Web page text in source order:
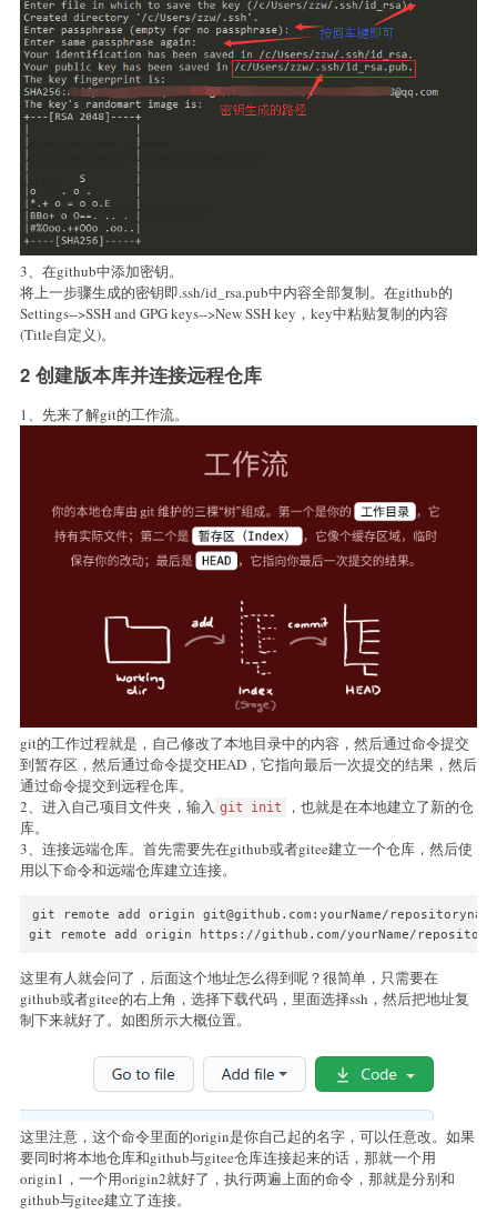
3、在github中添加密钥。
将上一步骤生成的密钥即.ssh/id_rsa.pub中内容全部复制。在github的
Settings-->SSH and GPG keys-->New SSH key，key中粘贴复制的内容
(Title自定义)。
2 创建版本库并连接远程仓库
1、先来了解git的工作流。
git的工作过程就是，自己修改了本地目录中的内容，然后通过命令提交
到暂存区，然后通过命令提交HEAD，它指向最后一次提交的结果，然后
通过命令提交到远程仓库。
2、进入自己项目文件夹，输入 git init
，也就是在本地建立了新的仓
库。
3、连接远端仓库。首先需要先在github或者gitee建立一个仓库，然后使
用以下命令和远端仓库建立连接。
git remote add origin git@github.com:yourName/repositoryname.git
git remote add origin https://github.com/yourName/
这里有人就会问了，后面这个地址怎么得到呢？很简单，只需要在
github或者gitee的右上角，选择下载代码，里面选择ssh，然后把地址复
制下来就好了。如图所示大概位置。
这里注意，这个命令里面的origin是你自己起的名字，可以任意改。如果
要同时将本地仓库和github与gitee仓库连接起来的话，那就一个用
origin1，一个用origin2就好了，执行两遍上面的命令，那就是分别和
github与gitee建立了连接。